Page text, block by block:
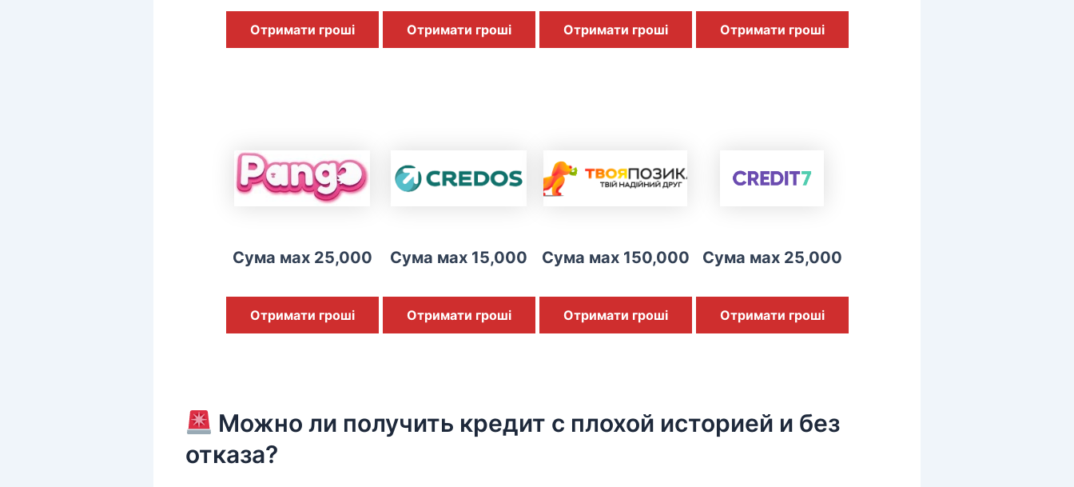
Отримати гроші Отримати гроші Отримати гроші Отримати гроші
Сума мах 25,000
Отримати гроші
Сума мах 15,000
Отримати гроші
Сума мах 150,000
Отримати гроші
Сума мах 25,000
Отримати гроші
Можно ли получить кредит с плохой историей и без
отказа?